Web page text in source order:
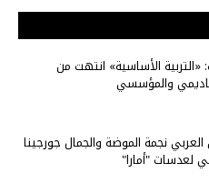
«التربية الأساسية» انتهت من
والمؤسسي
نجمة الموضة والجمال جورجينا
لعدسات "أمارا"